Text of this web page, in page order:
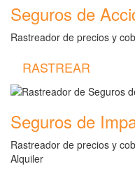
Seguros de
Rastreador de precios y
RASTREAR
Seguros de
Rastreador de precios y
Alquiler